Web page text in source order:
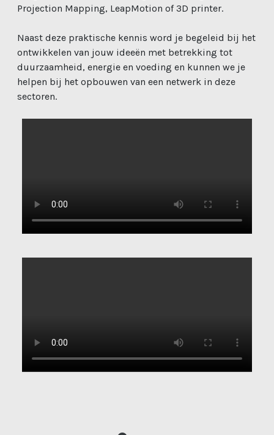
Projection Mapping, LeapMotion of 3D printer.
Naast deze praktische kennis word je begeleid bij het
ontwikkelen van jouw ideeën met betrekking tot
duurzaamheid, energie en voeding en kunnen we je
helpen bij het opbouwen van een netwerk in deze
sectoren.